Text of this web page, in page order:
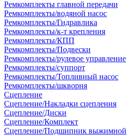
Ремкомплекты главной передачи
Ремкомплекты/водяной насос
Ремкомплекты/Гидравлика
Ремкомплекты/к-т крепления
Ремкомплекты/КПП
Ремкомплекты/Подвески
Ремкомплекты/рулевое управление
Ремкомплекты/суппорт
Ремкомплекты/Топливный насос
Ремкомплекты/шкворня
Сцепление
Сцепление/Накладки сцепления
Сцепление/Диски
Сцепление/Комплект
Сцепление/Подшипник выжимной